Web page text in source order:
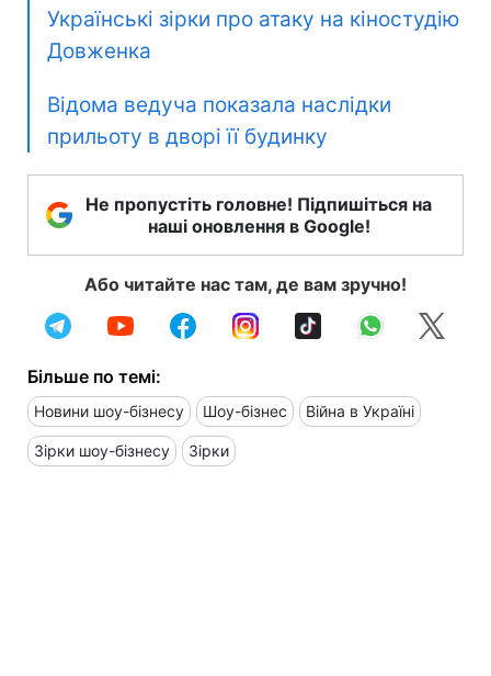
Українські зірки про атаку на кіностудію
Довженка
Відома ведуча показала наслідки
прильоту в дворі її будинку
Не пропустіть головне! Підпишіться на
наші оновлення в Google!
Або читайте нас там, де вам зручно!
Більше по темі:
Новини шоу-бізнесу Шоу-бізнес Війна в Україні
Зірки шоу-бізнесу Зірки